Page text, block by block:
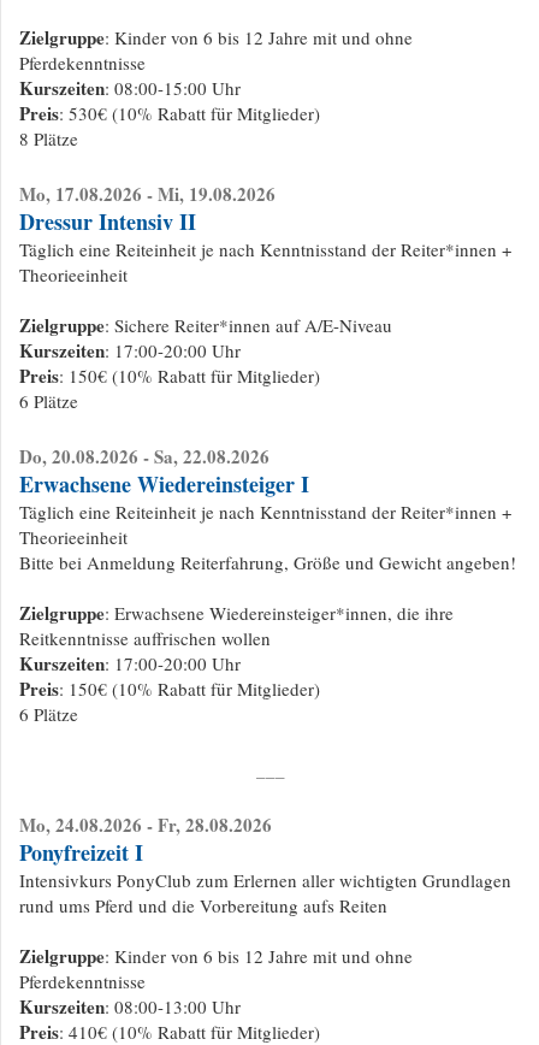
Zielgruppe: Kinder von 6 bis 12 Jahre mit und ohne
Pferdekenntnisse
Kurszeiten: 08:00-15:00 Uhr
Preis: 530€ (10% Rabatt für Mitglieder)
8 Plätze
Mo, 17.08.2026 - Mi, 19.08.2026
Dressur Intensiv II
Täglich eine Reiteinheit je nach Kenntnisstand der Reiter*innen +
Theorieeinheit
Zielgruppe: Sichere Reiter*innen auf A/E-Niveau
Kurszeiten: 17:00-20:00 Uhr
Preis: 150€ (10% Rabatt für Mitglieder)
6 Plätze
Do, 20.08.2026 - Sa, 22.08.2026
Erwachsene Wiedereinsteiger I
Täglich eine Reiteinheit je nach Kenntnisstand der Reiter*innen +
Theorieeinheit
Bitte bei Anmeldung Reiterfahrung, Größe und Gewicht angeben!
Zielgruppe: Erwachsene Wiedereinsteiger*innen, die ihre
Reitkenntnisse auffrischen wollen
Kurszeiten: 17:00-20:00 Uhr
Preis: 150€ (10% Rabatt für Mitglieder)
6 Plätze
Mo, 24.08.2026 - Fr, 28.08.2026
Ponyfreizeit I
Intensivkurs PonyClub zum Erlernen aller wichtigten Grundlagen
rund ums Pferd und die Vorbereitung aufs Reiten
Zielgruppe: Kinder von 6 bis 12 Jahre mit und ohne
Pferdekenntnisse
Kurszeiten: 08:00-13:00 Uhr
Preis: 410€ (10% Rabatt für Mitglieder)